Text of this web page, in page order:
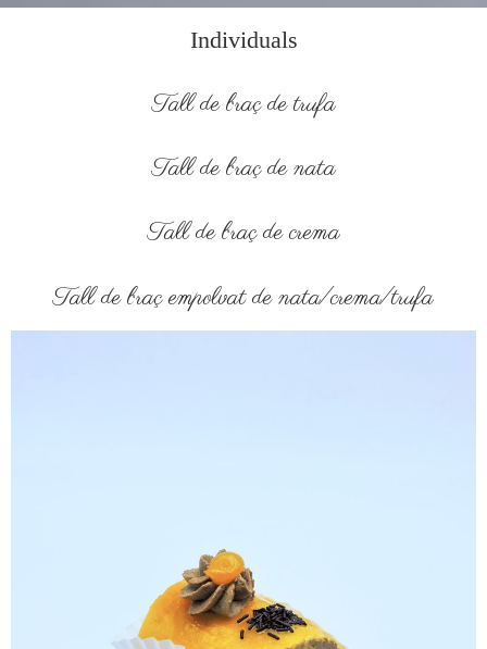
Individuals
Tall de braç de trufa
Tall de braç de nata
Tall de braç de crema
Tall de braç empolvat de nata/crema/trufa